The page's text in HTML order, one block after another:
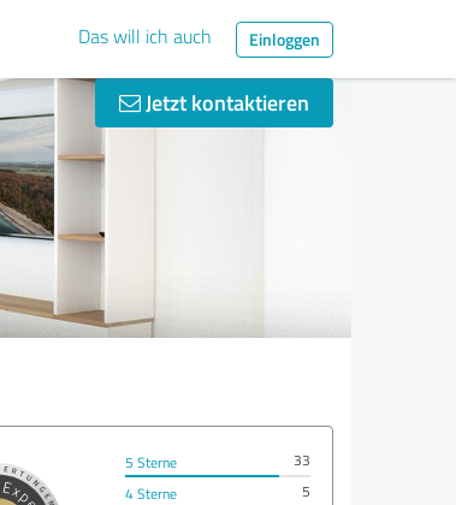
Das will ich auch Einloggen
Jetzt kontaktieren
5 Sterne
33
4 Sterne
5